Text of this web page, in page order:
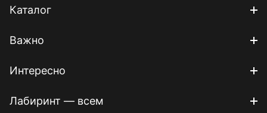
Каталог
Важно
Интересно
Лабиринт — всем